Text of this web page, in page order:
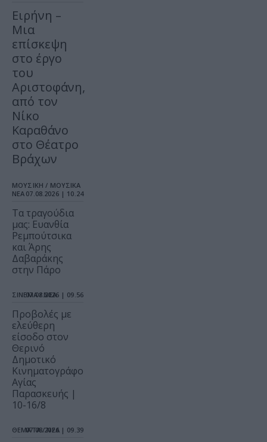
Ειρήνη –
Μια
επίσκεψη
στο έργο
του
Αριστοφάνη,
από τον
Νίκο
Καραθάνο
στο Θέατρο
Βράχων
ΜΟΥΣΙΚΗ / ΜΟΥΣΙΚΑ
ΝΕΑ 07.08.2026 | 10.24
Τα τραγούδια
μας: Ευανθία
Ρεμπούτσικα
και Άρης
Δαβαράκης
στην Πάρο
ΣΙΝΕΜΑ / ΝΕΑ
07.08.2026 | 09.56
Προβολές με
ελεύθερη
είσοδο στον
Θερινό
Δημοτικό
Κινηματογράφο
Αγίας
Παρασκευής |
10-16/8
ΘΕΜΑΤΑ / ΝΕΑ
07.08.2026 | 09.39